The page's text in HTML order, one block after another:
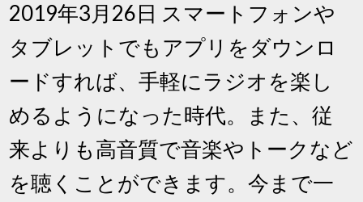
2019年3月26日 スマートフォンや
タブレットでもアプリをダウンロ
ードすれば、手軽にラジオを楽し
めるようになった時代。また、従
来よりも高音質で音楽やトークなど
を聴くことができます。今まで一